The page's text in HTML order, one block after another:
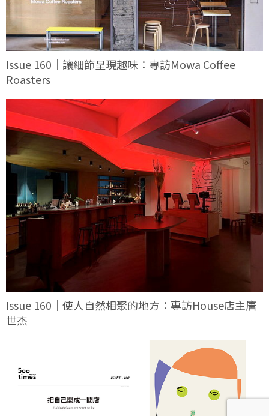
Issue 160｜讓細節呈現趣味：專訪Mowa Coffee
Roasters
Issue 160｜使人自然相聚的地方：專訪House店主唐
世杰